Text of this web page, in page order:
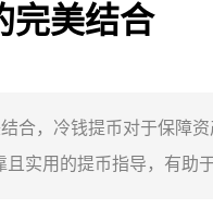
完美结合
合，冷钱提币对于保障
实用的提币指导，有助